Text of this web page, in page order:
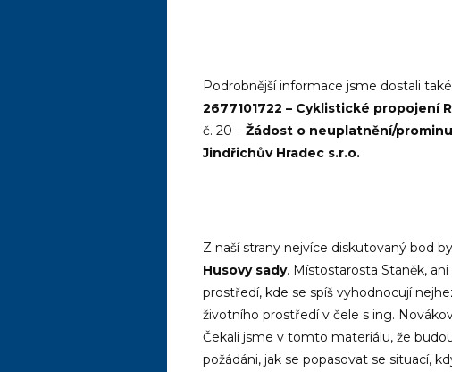
Podrobnější informace jsme dostali
2677101722 – Cyklistické propojení
č. 20 – Žádost o neuplatnění/
Jindřichův Hradec s.r.o.
Z naší strany nejvíce diskutovaný bod
Husovy sady. Místostarosta Staněk,
prostředí, kde se spíš vyhodnocují
životního prostředí v čele s ing.
Čekali jsme v tomto materiálu, že
požádáni, jak se popasovat se situací,